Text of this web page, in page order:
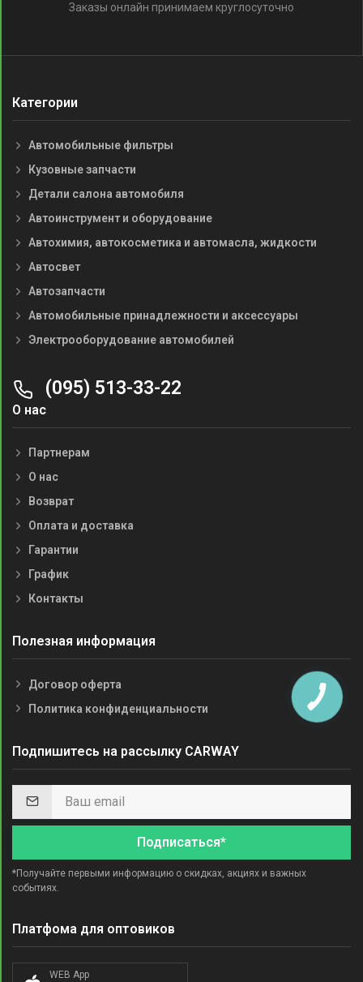
Заказы онлайн принимаем круглосуточно
Категории
Автомобильные фильтры
Кузовные запчасти
Детали салона автомобиля
Автоинструмент и оборудование
Автохимия, автокосметика и автомасла, жидкости
Автосвет
Автозапчасти
Автомобильные принадлежности и аксессуары
Электрооборудование автомобилей
(095) 513-33-22
О нас
Партнерам
О нас
Возврат
Оплата и доставка
Гарантии
График
Контакты
Полезная информация
Договор оферта
Политика конфиденциальности
Подпишитесь на рассылку CARWAY
Подписаться*
*Получайте первыми информацию о скидках, акциях и важных
событиях.
Платфома для оптовиков
WEB App